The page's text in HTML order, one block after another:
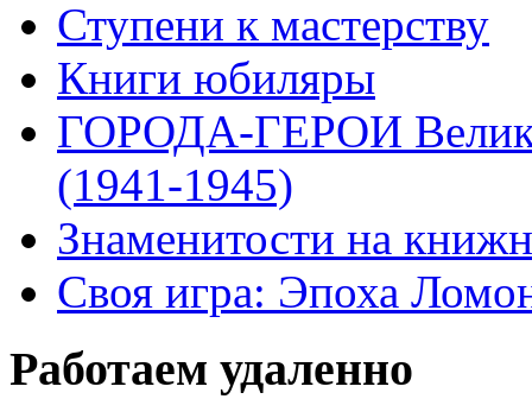
Ступени к мастерству
Книги юбиляры
ГОРОДА-ГЕРОИ
(1941-1945)
Знаменитости на
Своя игра: Эпоха
Работаем удаленно